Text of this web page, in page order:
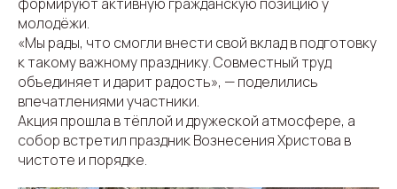
молодёжи.
«Мы рады, что смогли внести свой вклад в подготовку
к такому важному празднику. Совместный труд
объединяет и дарит радость», — поделились
впечатлениями участники.
Акция прошла в тёплой и дружеской атмосфере, а
собор встретил праздник Вознесения Христова в
чистоте и порядке.